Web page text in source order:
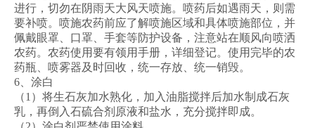
进行，切勿在阴雨天大风天喷施。喷药后如遇雨天，则需
要补喷。喷施农药前应了解喷施区域和具体喷施部位，并
佩戴眼罩、口罩、手套等防护设备，注意站在顺风向喷洒
农药。农药使用要有领用手册，详细登记。使用完毕的农
药瓶、喷雾器及时回收，统一存放、统一销毁。
6、涂白
（1）将生石灰加水熟化，加入油脂搅拌后加水制成石灰
乳，再倒入石硫合剂原液和盐水，充分搅拌即成。